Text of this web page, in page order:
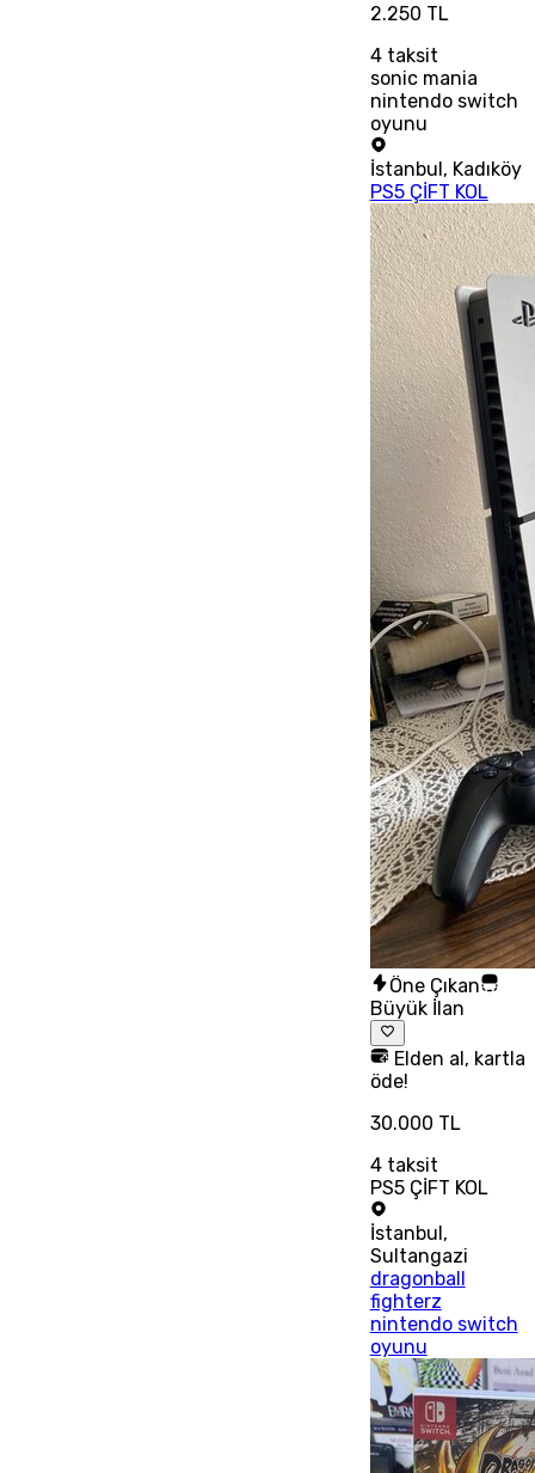
2.250 TL
4taksit
sonic mania
nintendo switch
oyunu
İstanbul, Kadıköy
PS5 ÇİFT KOL
Öne Çıkan
Büyük İlan
Elden al, kartla
öde!
30.000 TL
4taksit
PS5 ÇİFT KOL
İstanbul ,
Sultangazi
dragonball
fighterz
nintendo switch
oyunu